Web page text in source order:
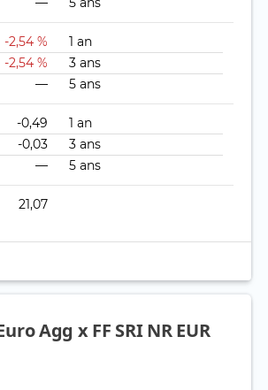
-2,54 %
1 an
-2,54 %
3 ans
—
5 ans
-0,49
1 an
-0,03
3 ans
—
5 ans
21,07
Agg x FF SRI NR EUR